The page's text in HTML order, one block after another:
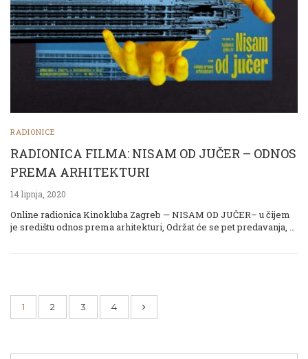
RADIONICE
RADIONICA FILMA: NISAM OD JUČER – ODNOS
PREMA ARHITEKTURI
14 lipnja, 2020
Online radionica Kinokluba Zagreb — NISAM OD JUČER– u čijem
je središtu odnos prema arhitekturi, Održat će se pet predavanja, …
1 2 3 4